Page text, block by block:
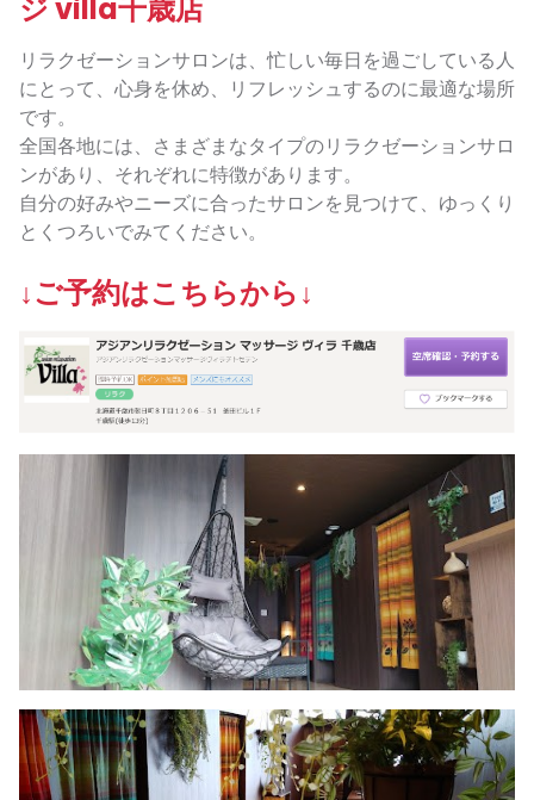
ジ villa千歳店
リラクゼーションサロンは、忙しい毎日を過ごしている人
にとって、心身を休め、リフレッシュするのに最適な場所
です。
全国各地には、さまざまなタイプのリラクゼーションサロ
ンがあり、それぞれに特徴があります。
自分の好みやニーズに合ったサロンを見つけて、ゆっくり
とくつろいでみてください。
↓ご予約はこちらから↓